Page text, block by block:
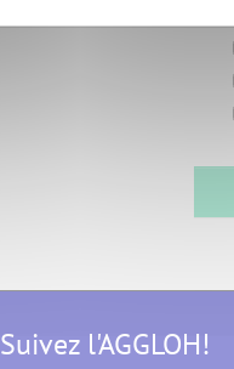
Suivez l'AGGLOH!